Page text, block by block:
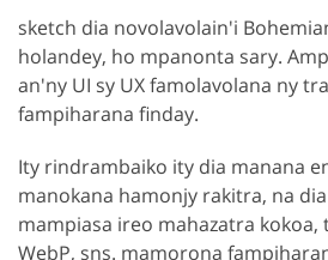
sketch dia novolavolain'i
holandey, ho mpanonta sary.
an'ny UI sy UX famolavolana ny
fampiharana finday.
Ity rindrambaiko ity dia manana
manokana hamonjy rakitra, na
mampiasa ireo mahazatra kokoa,
WebP, sns. mamorona